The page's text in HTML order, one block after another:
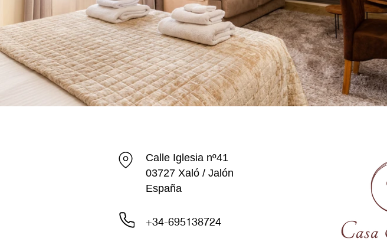
+34-695138724
Calle Iglesia nº41
03727 Xaló / Jalón
España